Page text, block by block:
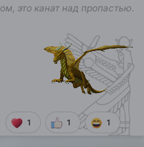
1 1 1
это канат над пропастью.